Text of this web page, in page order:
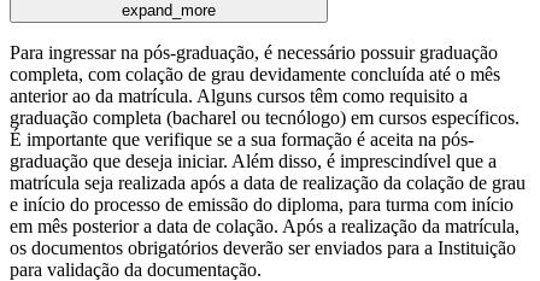
expand_more
Para ingressar na pós-graduação, é necessário possuir graduação
completa, com colação de grau devidamente concluída até o mês
anterior ao da matrícula. Alguns cursos têm como requisito a
graduação completa (bacharel ou tecnólogo) em cursos específicos.
É importante que verifique se a sua formação é aceita na pós-
graduação que deseja iniciar. Além disso, é imprescindível que a
matrícula seja realizada após a data de realização da colação de grau
e início do processo de emissão do diploma, para turma com início
em mês posterior a data de colação. Após a realização da matrícula,
os documentos obrigatórios deverão ser enviados para a Instituição
para validação da documentação.